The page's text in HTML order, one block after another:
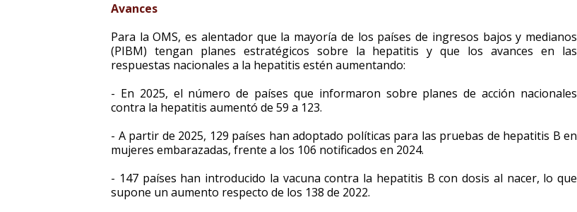
Avances
Para la OMS, es alentador que la mayoría de los países de ingresos bajos y medianos
(PIBM) tengan planes estratégicos sobre la hepatitis y que los avances en las
respuestas nacionales a la hepatitis estén aumentando:
- En 2025, el número de países que informaron sobre planes de acción nacionales
contra la hepatitis aumentó de 59 a 123.
- A partir de 2025, 129 países han adoptado políticas para las pruebas de hepatitis B en
mujeres embarazadas, frente a los 106 notificados en 2024.
- 147 países han introducido la vacuna contra la hepatitis B con dosis al nacer, lo que
supone un aumento respecto de los 138 de 2022.